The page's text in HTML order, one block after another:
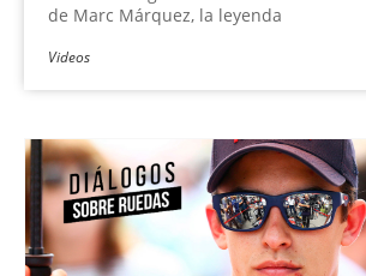
de Marc Márquez, la leyenda
Videos